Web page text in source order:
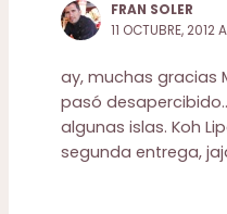
FRAN SOLER
11 OCTUBRE, 2012
ay, muchas gracias
pasó
algunas islas. Koh
segunda entrega,